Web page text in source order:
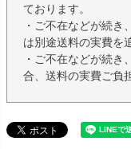
ております。
・ご不在などが続き
は別途送料の実費を
・ご不在などが続
合、送料の実費ご負